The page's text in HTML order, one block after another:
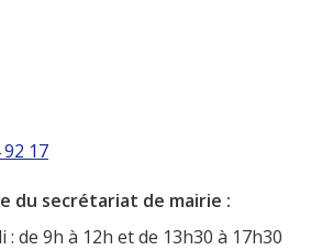
17
du secrétariat de mairie :
de 9h à 12h et de 13h30 à 17h30